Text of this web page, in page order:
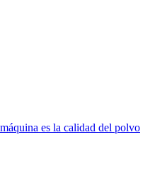
es la calidad del polvo